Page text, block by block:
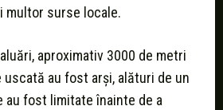
multor surse locale.
aproximativ 3000 de metri
au fost arși, alături de un
au fost limitate înainte de a